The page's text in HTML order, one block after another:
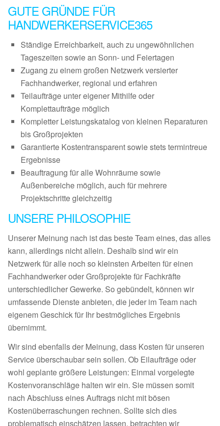
GUTE GRÜNDE FÜR
HANDWERKERSERVICE365
Ständige Erreichbarkeit, auch zu ungewöhnlichen
Tageszeiten sowie an Sonn- und Feiertagen
Zugang zu einem großen Netzwerk versierter
Fachhandwerker, regional und erfahren
Teilaufträge unter eigener Mithilfe oder
Komplettaufträge möglich
Kompletter Leistungskatalog von kleinen Reparaturen
bis Großprojekten
Garantierte Kostentransparent sowie stets termintreue
Ergebnisse
Beauftragung für alle Wohnräume sowie
Außenbereiche möglich, auch für mehrere
Projektschritte gleichzeitig
UNSERE PHILOSOPHIE
Unserer Meinung nach ist das beste Team eines, das alles
kann, allerdings nicht allein. Deshalb sind wir ein
Netzwerk für alle noch so kleinsten Arbeiten für einen
Fachhandwerker oder Großprojekte für Fachkräfte
unterschiedlicher Gewerke. So gebündelt, können wir
umfassende Dienste anbieten, die jeder im Team nach
eigenem Geschick für Ihr bestmögliches Ergebnis
übernimmt.
Wir sind ebenfalls der Meinung, dass Kosten für unseren
Service überschaubar sein sollen. Ob Eilaufträge oder
wohl geplante größere Leistungen: Einmal vorgelegte
Kostenvoranschläge halten wir ein. Sie müssen somit
nach Abschluss eines Auftrags nicht mit bösen
Kostenüberraschungen rechnen. Sollte sich dies
problematisch einschätzen lassen, betrachten wir